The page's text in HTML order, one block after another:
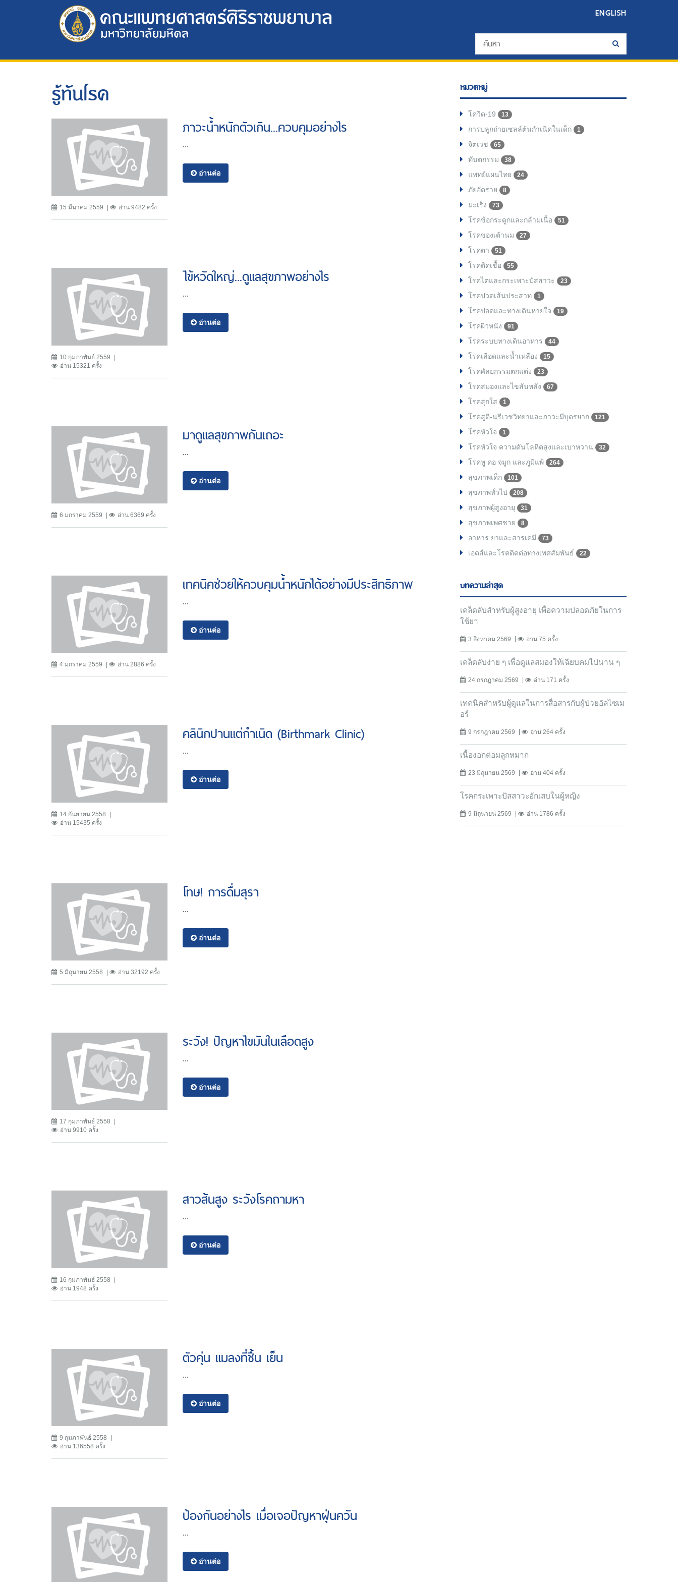
ENGLISH
รู้ทันโรค
15 มีนาคม 2559 อ่าน 9482 ครั้ง
ภาวะน้ำหนักตัวเกิน...ควบคุมอย่างไร
...
อ่านต่อ
10 กุมภาพันธ์ 2559
อ่าน 15321 ครั้ง
ไข้หวัดใหญ่...ดูแลสุขภาพอย่างไร
...
อ่านต่อ
6 มกราคม 2559 อ่าน 6369 ครั้ง
มาดูแลสุขภาพกันเถอะ
...
อ่านต่อ
4 มกราคม 2559 อ่าน 2886 ครั้ง
เทคนิคช่วยให้ควบคุมน้ำหนักได้อย่างมีประสิทธิภาพ
...
อ่านต่อ
14 กันยายน 2558
อ่าน 15435 ครั้ง
คลินิกปานแต่กำเนิด (Birthmark Clinic)
...
อ่านต่อ
5 มิถุนายน 2558 อ่าน 32192 ครั้ง
โทษ! การดื่มสุรา
...
อ่านต่อ
17 กุมภาพันธ์ 2558
อ่าน 9910 ครั้ง
ระวัง! ปัญหาไขมันในเลือดสูง
...
อ่านต่อ
16 กุมภาพันธ์ 2558
อ่าน 1948 ครั้ง
สาวส้นสูง ระวังโรคถามหา
...
อ่านต่อ
9 กุมภาพันธ์ 2558
อ่าน 136558 ครั้ง
ตัวคุ่น แมลงที่ชื้น เย็น
...
อ่านต่อ
ป้องกันอย่างไร เมื่อเจอปัญหาฝุ่นควัน
...
อ่านต่อ
หมวดหมู่
โควิด-19 13
การปลูกถ่ายเซลล์ต้นกำเนิดในเด็ก 1
จิตเวช 65
ทันตกรรม 38
แพทย์แผนไทย 24
ภัยอัตราย 8
มะเร็ง 73
โรคข้อกระดูกและกล้ามเนื้อ 51
โรคของเต้านม 27
โรคตา 51
โรคติดเชื้อ 55
โรคไตและกระเพาะปัสสาวะ 23
โรคปวดเส้นประสาท 1
โรคปอดและทางเดินหายใจ 19
โรคผิวหนัง 91
โรคระบบทางเดินอาหาร 44
โรคเลือดและน้ำเหลือง 15
โรคศัลยกรรมตกแต่ง 23
โรคสมองและไขสันหลัง 67
โรคสุกใส 1
โรคสูติ-นรีเวชวิทยาและภาวะมีบุตรยาก 121
โรคหัวใจ 1
โรคหัวใจ ความดันโลหิตสูงและเบาหวาน 32
โรคหู คอ จมูก และภูมิแพ้ 264
สุขภาพเด็ก 101
สุขภาพทั่วไป 208
สุขภาพผู้สูงอายุ 31
สุขภาพเพศชาย 8
อาหาร ยาและสารเคมี 73
เอดส์และโรคติดต่อทางเพศสัมพันธ์ 22
บทความล่าสุด
เคล็ดลับสำหรับผู้สูงอายุ เพื่อความปลอดภัยในการ
ใช้ยา
3 สิงหาคม 2569 อ่าน 75 ครั้ง
เคล็ดลับง่าย ๆ เพื่อดูแลสมองให้เฉียบคมไปนาน ๆ
24 กรกฎาคม 2569 อ่าน 171 ครั้ง
เทคนิคสำหรับผู้ดูแลในการสื่อสารกับผู้ป่วยอัลไซเม
อร์
9 กรกฎาคม 2569 อ่าน 264 ครั้ง
เนื้องอกต่อมลูกหมาก
23 มิถุนายน 2569 อ่าน 404 ครั้ง
โรคกระเพาะปัสสาวะอักเสบในผู้หญิง
9 มิถุนายน 2569 อ่าน 1786 ครั้ง